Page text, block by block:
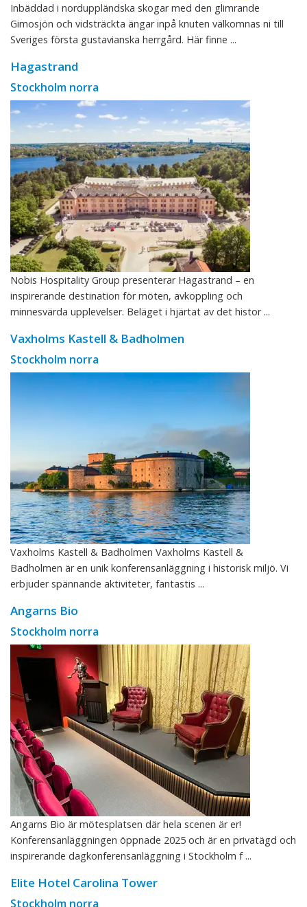
Inbäddad i norduppländska skogar med den glimrande
Gimosjön och vidsträckta ängar inpå knuten välkomnas ni till
Sveriges första gustavianska herrgård. Här finne ...
Hagastrand
Stockholm norra
Nobis Hospitality Group presenterar Hagastrand – en
inspirerande destination för möten, avkoppling och
minnesvärda upplevelser. Beläget i hjärtat av det histor ...
Vaxholms Kastell & Badholmen
Stockholm norra
Vaxholms Kastell & Badholmen Vaxholms Kastell &
Badholmen är en unik konferensanläggning i historisk miljö. Vi
erbjuder spännande aktiviteter, fantastis ...
Angarns Bio
Stockholm norra
Angarns Bio är mötesplatsen där hela scenen är er!
Konferensanläggningen öppnade 2025 och är en privatägd och
inspirerande dagkonferensanläggning i Stockholm f ...
Elite Hotel Carolina Tower
Stockholm norra